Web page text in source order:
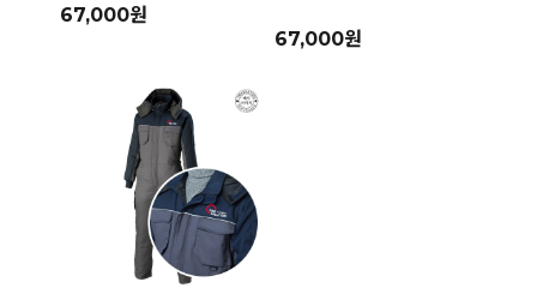
67,000원
67,000원